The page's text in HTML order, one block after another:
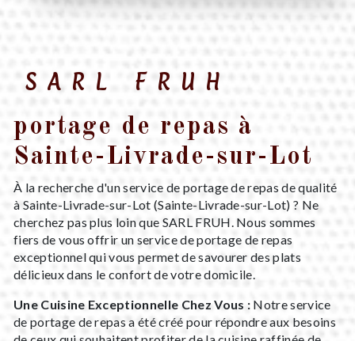
SARL FRUH
portage de repas à
Sainte-Livrade-sur-Lot
À la recherche d'un service de portage de repas de qualité
à Sainte-Livrade-sur-Lot (Sainte-Livrade-sur-Lot) ? Ne
cherchez pas plus loin que SARL FRUH. Nous sommes
fiers de vous offrir un service de portage de repas
exceptionnel qui vous permet de savourer des plats
délicieux dans le confort de votre domicile.
Une Cuisine Exceptionnelle Chez Vous : Notre service
de portage de repas a été créé pour répondre aux besoins